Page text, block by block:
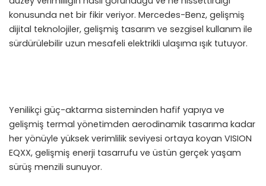
konusunda net bir fikir veriyor. Mercedes-Benz, gelişmiş
dijital teknolojiler, gelişmiş tasarım ve sezgisel kullanım ile
sürdürülebilir uzun mesafeli elektrikli ulaşıma ışık tutuyor.
Yenilikçi güç-aktarma sisteminden hafif yapıya ve
gelişmiş termal yönetimden aerodinamik tasarıma kadar
her yönüyle yüksek verimlilik seviyesi ortaya koyan VISION
EQXX, gelişmiş enerji tasarrufu ve üstün gerçek yaşam
sürüş menzili sunuyor.